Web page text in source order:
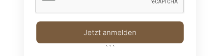
Jetzt anmelden
```